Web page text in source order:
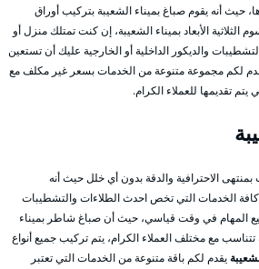
حيث أنه يقوم صباغ بميناء الشعيبة بتركيب أوراق
الأبعاد بميناء الشعيبة، إن كنت تمتلك منزل أو
والديكور الداخلية أو الخارجية عليك أن تستعين
لكم مجموعة متنوعة من الخدمات بسعر غير مكلف مع
يتم تقديمها للعملاء الكرام.
الاحترافية والدقة بدون أي خلل حيث أنه
كافة الخدمات التي تخص احدث الطلاءات والتشطيبات
المهام في وقت قياسي، حيث أن صباغ شاطر بميناء
مع مختلف العملاء الكرام، يتم تركيب جميع أنواع
يقدم لكم باقة متنوعة من الخدمات التي تعتبر